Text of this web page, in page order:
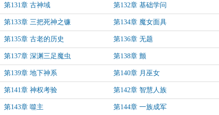
第131章 古神域 第132章 基础学问
第133章 三把死神之镰 第134章 魔女面具
第135章 古老的历史 第136章 无题
第137章 深渊三足魔虫 第138章 颤
第139章 地下神系 第140章 月巫女
第141章 神权考验 第142章 智慧人族
第143章 噬主 第144章 一族成军